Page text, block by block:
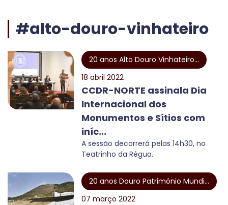
#alto-douro-vinhateiro
20 anos Alto Douro Vinhateiro...
18 abril 2022
CCDR-NORTE assinala Dia
Internacional dos
Monumentos e Sítios com
iníc...
A sessão decorrerá pelas 14h30, no
Teatrinho da Régua.
20 anos Douro Património Mundi...
07 março 2022